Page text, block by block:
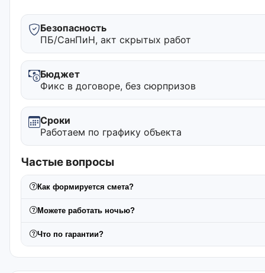
Безопасность
ПБ/СанПиН, акт скрытых работ
Бюджет
Фикс в договоре, без сюрпризов
Сроки
Работаем по графику объекта
Частые вопросы
Как формируется смета?
Можете работать ночью?
Что по гарантии?